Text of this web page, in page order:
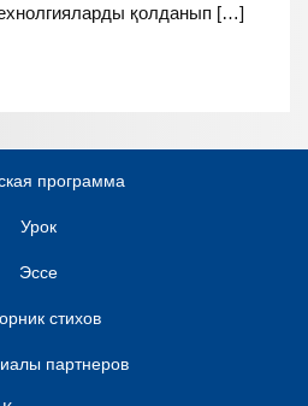
қолданып […]
программа
Урок
Эссе
стихов
партнеров